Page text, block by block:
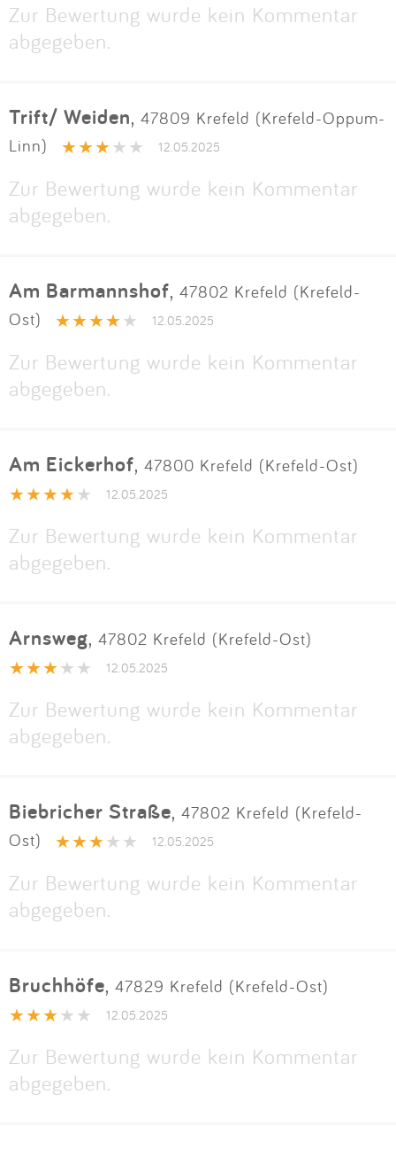
Zur Bewertung wurde kein Kommentar
abgegeben.
Trift/ Weiden, 47809 Krefeld (Krefeld-Oppum-
Linn)
12.05.2025
Zur Bewertung wurde kein Kommentar
abgegeben.
Am Barmannshof, 47802 Krefeld (Krefeld-
Ost)
12.05.2025
Zur Bewertung wurde kein Kommentar
abgegeben.
Am Eickerhof, 47800 Krefeld (Krefeld-Ost)
12.05.2025
Zur Bewertung wurde kein Kommentar
abgegeben.
Arnsweg, 47802 Krefeld (Krefeld-Ost)
12.05.2025
Zur Bewertung wurde kein Kommentar
abgegeben.
Biebricher Straße, 47802 Krefeld (Krefeld-
Ost)
12.05.2025
Zur Bewertung wurde kein Kommentar
abgegeben.
Bruchhöfe, 47829 Krefeld (Krefeld-Ost)
12.05.2025
Zur Bewertung wurde kein Kommentar
abgegeben.